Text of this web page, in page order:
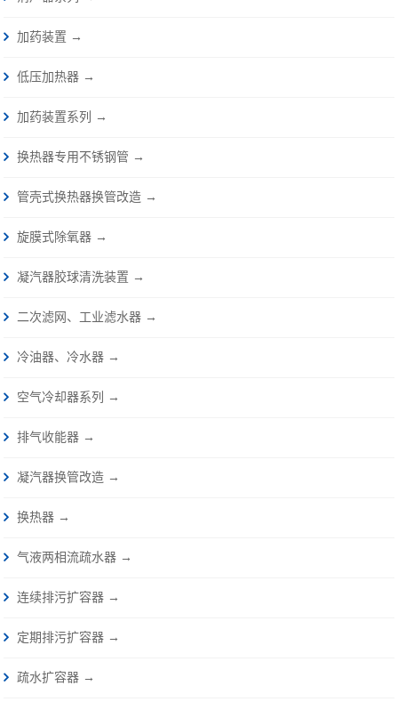
加药装置 →
低压加热器 →
加药装置系列 →
换热器专用不锈钢管 →
管壳式换热器换管改造 →
旋膜式除氧器 →
凝汽器胶球清洗装置 →
二次滤网、工业滤水器 →
冷油器、冷水器 →
空气冷却器系列 →
排气收能器 →
凝汽器换管改造 →
换热器 →
气液两相流疏水器 →
连续排污扩容器 →
定期排污扩容器 →
疏水扩容器 →